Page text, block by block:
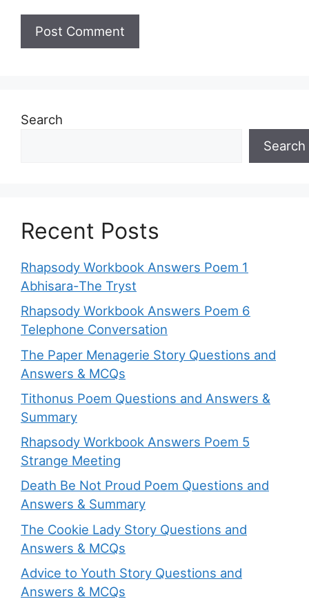
Search
Search
Recent Posts
Rhapsody Workbook Answers Poem 1
Abhisara-The Tryst
Rhapsody Workbook Answers Poem 6
Telephone Conversation
The Paper Menagerie Story Questions and
Answers & MCQs
Tithonus Poem Questions and Answers &
Summary
Rhapsody Workbook Answers Poem 5
Strange Meeting
Death Be Not Proud Poem Questions and
Answers & Summary
The Cookie Lady Story Questions and
Answers & MCQs
Advice to Youth Story Questions and
Answers & MCQs